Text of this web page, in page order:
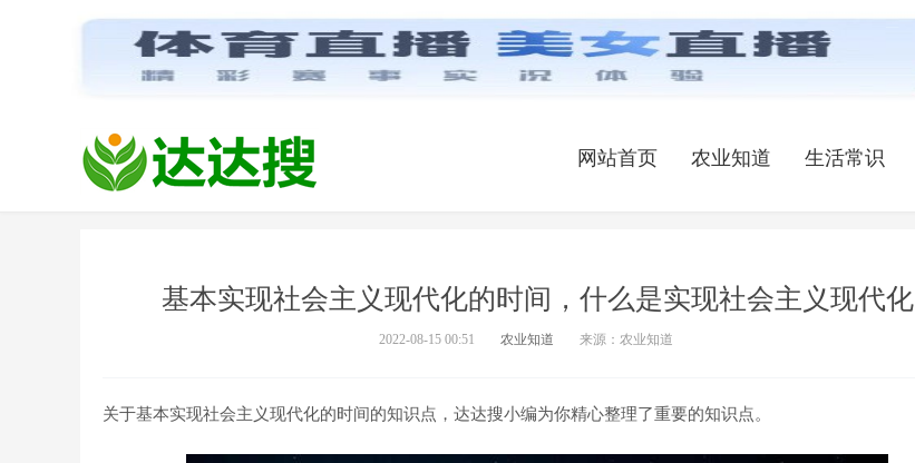
网站首页 农业知道 生活常识
基本实现社会主义现代化的时间，什么是实现社会主义现代化
2022-08-15 00:51 农业知道 来源：农业知道
关于基本实现社会主义现代化的时间的知识点，达达搜小编为你精心整理了重要的知识点。